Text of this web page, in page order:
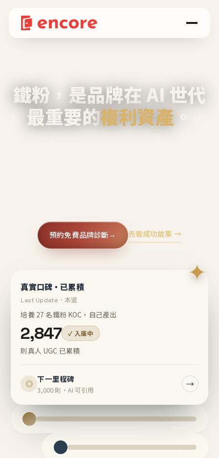
鐵粉，是品牌在 AI 世代
最重要的複利資產 。
預約免費品牌診斷→ 先看成功故事 →
✦
真實口碑・已累積
Last Update・本週
培養 27 名鐵粉 KOC，自己產出
2,847 ✓ 入庫中
則真人 UGC 已累積
◎ 下一里程碑
3,000 則・AI 可引用
→